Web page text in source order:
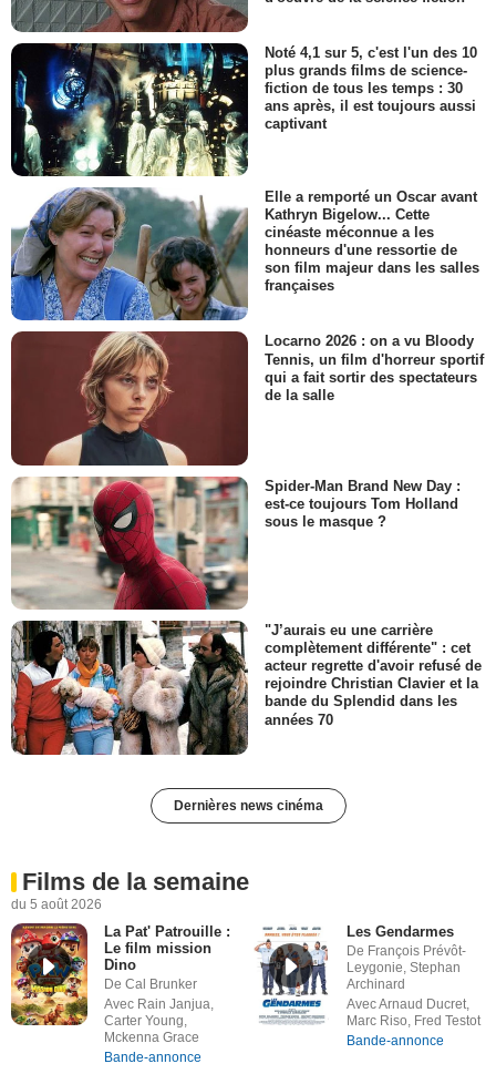
Noté 4,1 sur 5, c'est l'un des 10
plus grands films de science-
fiction de tous les temps : 30
ans après, il est toujours aussi
captivant
Elle a remporté un Oscar avant
Kathryn Bigelow... Cette
cinéaste méconnue a les
honneurs d'une ressortie de
son film majeur dans les salles
françaises
Locarno 2026 : on a vu Bloody
Tennis, un film d'horreur sportif
qui a fait sortir des spectateurs
de la salle
Spider-Man Brand New Day :
est-ce toujours Tom Holland
sous le masque ?
"J’aurais eu une carrière
complètement différente" : cet
acteur regrette d'avoir refusé de
rejoindre Christian Clavier et la
bande du Splendid dans les
années 70
Dernières news cinéma
Films de la semaine
du 5 août 2026
La Pat' Patrouille :
Le film mission
Dino
De Cal Brunker
Avec Rain Janjua,
Carter Young,
Mckenna Grace
Bande-annonce
Les Gendarmes
De François Prévôt-
Leygonie, Stephan
Archinard
Avec Arnaud Ducret,
Marc Riso, Fred Testot
Bande-annonce